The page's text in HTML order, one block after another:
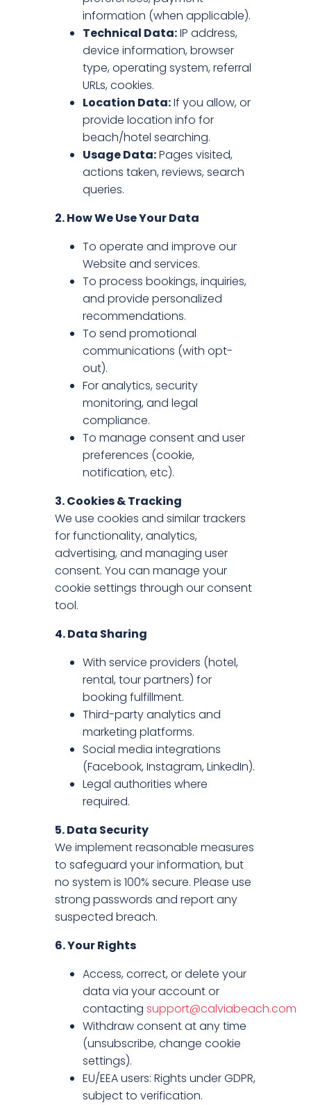
information (when applicable).
Technical Data:IP address,
device information, browser
type, operating system, referral
URLs, cookies.
Location Data:If you allow, or
provide location info for
beach/hotel searching.
Usage Data:Pages visited,
actions taken, reviews, search
queries.
2. How We Use Your Data
To operate and improve our
Website and services.
To process bookings, inquiries,
and provide personalized
recommendations.
To send promotional
communications (with opt-
out).
For analytics, security
monitoring, and legal
compliance.
To manage consent and user
preferences (cookie,
notification, etc).
3. Cookies & Tracking
We use cookies and similar trackers
for functionality, analytics,
advertising, and managing user
consent. You can manage your
cookie settings through our consent
tool.
4. Data Sharing
With service providers (hotel,
rental, tour partners) for
booking fulfillment.
Third-party analytics and
marketing platforms.
Social media integrations
(Facebook, Instagram, LinkedIn).
Legal authorities where
required.
5. Data Security
We implement reasonable measures
to safeguard your information, but
no system is 100% secure. Please use
strong passwords and report any
suspected breach.
6. Your Rights
Access, correct, or delete your
data via your account or
contacting support@calviabeach.com
Withdraw consent at any time
(unsubscribe, change cookie
settings).
EU/EEA users: Rights under GDPR,
subject to verification.